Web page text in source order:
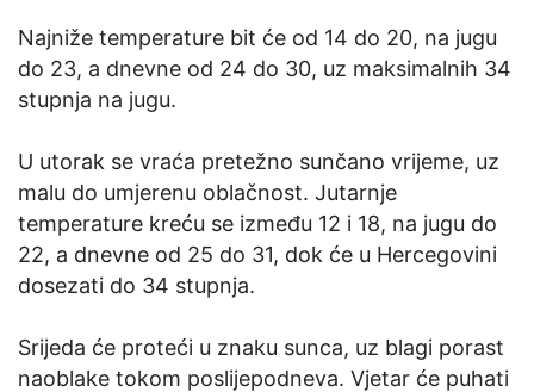
Najniže temperature bit će od 14 do 20, na jugu
do 23, a dnevne od 24 do 30, uz maksimalnih 34
stupnja na jugu.
U utorak se vraća pretežno sunčano vrijeme, uz
malu do umjerenu oblačnost. Jutarnje
temperature kreću se između 12 i 18, na jugu do
22, a dnevne od 25 do 31, dok će u Hercegovini
dosezati do 34 stupnja.
Srijeda će proteći u znaku sunca, uz blagi porast
naoblake tokom poslijepodneva. Vjetar će puhati